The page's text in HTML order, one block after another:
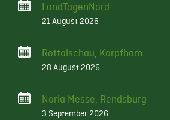
LandTagenNord
21 August 2026
Rottalschau, Karpfham
28 August 2026
Norla Messe, Rendsburg
3 September 2026